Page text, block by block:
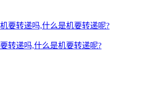
转递吗,什么是机要转递呢?